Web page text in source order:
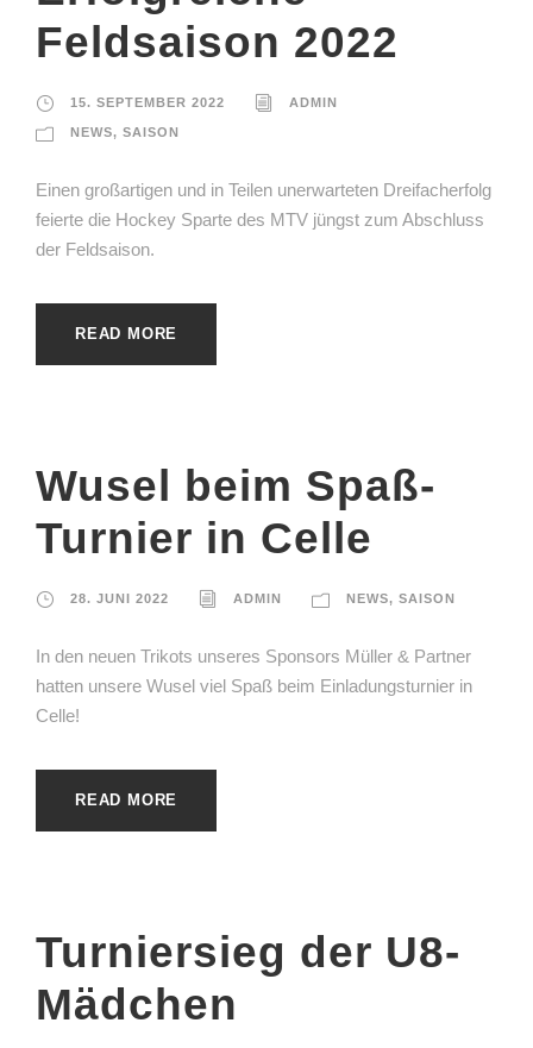
Feldsaison 2022
15. SEPTEMBER 2022 ADMIN
NEWS, SAISON
Einen großartigen und in Teilen unerwarteten Dreifacherfolg
feierte die Hockey Sparte des MTV jüngst zum Abschluss
der Feldsaison.
READ MORE
Wusel beim Spaß-
Turnier in Celle
28. JUNI 2022 ADMIN NEWS, SAISON
In den neuen Trikots unseres Sponsors Müller & Partner
hatten unsere Wusel viel Spaß beim Einladungsturnier in
Celle!
READ MORE
Turniersieg der U8-
Mädchen